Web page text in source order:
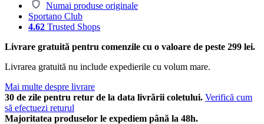
Numai produse originale
Sportano Club
4.62 Trusted Shops
Livrare gratuită pentru comenzile cu o valoare de peste 299 lei.
Livrarea gratuită nu include expedierile cu volum mare.
Mai multe despre livrare
30 de zile pentru retur de la data livrării coletului. Verifică cum
să efectuezi returul
Majoritatea produselor le expediem până la 48h.